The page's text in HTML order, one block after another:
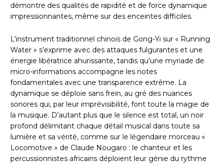
démontre des qualités de rapidité et de force dynamique
impressionnantes, même sur des enceintes difficiles.
L’instrument traditionnel chinois de Gong-Yi sur « Running
Water » s’exprime avec des attaques fulgurantes et une
énergie libératrice ahurissante, tandis qu’une myriade de
micro-informations accompagne les notes
fondamentales avec une transparence extrême. La
dynamique se déploie sans frein, au gré des nuances
sonores qui, par leur imprévisibilité, font toute la magie de
la musique. D’autant plus que le silence est total, un noir
profond délimitant chaque détail musical dans toute sa
lumière et sa vérité, comme sur le légendaire morceau «
Locomotive » de Claude Nougaro : le chanteur et les
percussionnistes africains déploient leur génie du rythme